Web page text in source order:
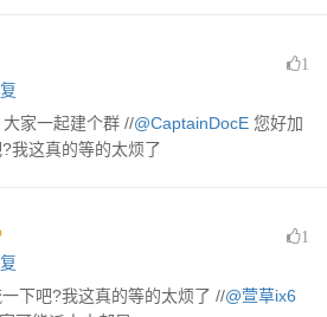
1
家一起建个群 //@CaptainDocE 您好加
我这真的等的太烦了
1
下吧?我这真的等的太烦了 //@萱草ix6